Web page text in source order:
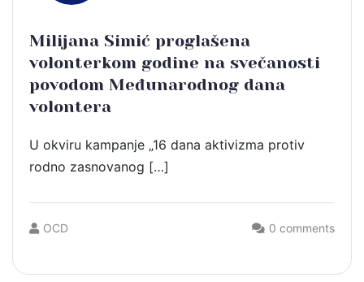
Milijana Simić proglašena
volonterkom godine na svečanosti
povodom Međunarodnog dana
volontera
U okviru kampanje „16 dana aktivizma protiv
rodno zasnovanog […]
OCD 0 comments